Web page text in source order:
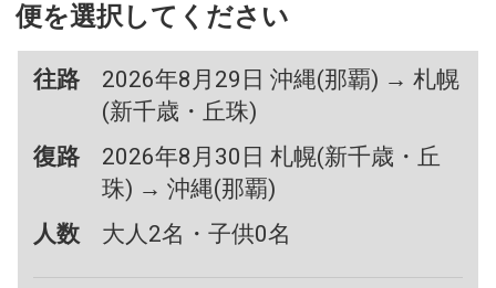
便を選択してください
往路
2026年8月29日 沖縄(那覇) → 札幌
(新千歳・丘珠)
復路
2026年8月30日 札幌(新千歳・丘
珠) → 沖縄(那覇)
人数
大人2名・子供0名